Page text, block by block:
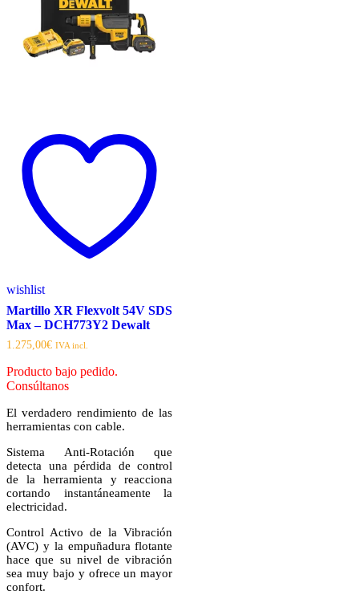
wishlist
Martillo XR Flexvolt 54V SDS
Max – DCH773Y2 Dewalt
1.275,00€ IVA incl.
Producto bajo pedido.
Consúltanos
El verdadero rendimiento de las
herramientas con cable.
Sistema Anti-Rotación que
detecta una pérdida de control
de la herramienta y reacciona
cortando instantáneamente la
electricidad.
Control Activo de la Vibración
(AVC) y la empuñadura flotante
hace que su nivel de vibración
sea muy bajo y ofrece un mayor
confort.